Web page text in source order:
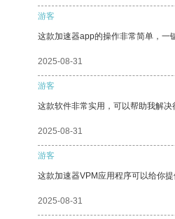
游客
这款加速器app的操作非常简单，一
2025-08-31
游客
这款软件非常实用，可以帮助我解决
2025-08-31
游客
这款加速器VPM应用程序可以给你
2025-08-31